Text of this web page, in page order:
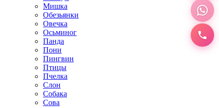
Мишка
Обезьянки
Овечка
Осьминог
Панда
Пони
Пингвин
Птицы
Пчелка
Слон
Собака
Сова